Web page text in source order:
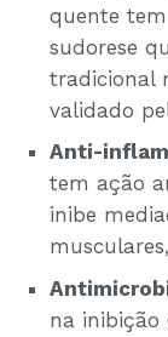
quente
sudorese
tradicional
validado
Anti-
tem ação
inibe
na inibição